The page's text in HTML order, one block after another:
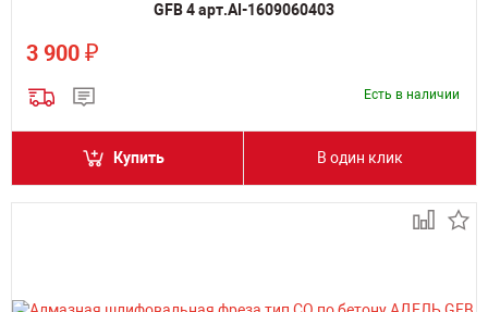
GFB 4 арт.AI-1609060403
3 900 ₽
Есть в наличии
Купить В один клик